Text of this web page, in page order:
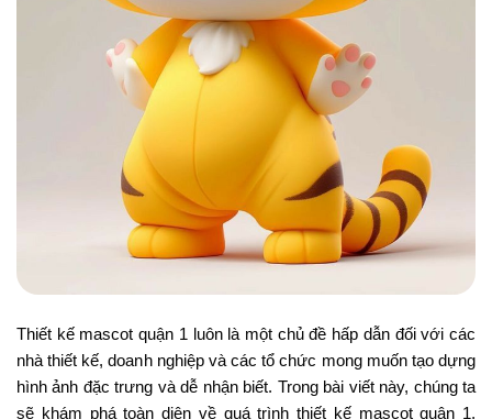
Thiết kế mascot quận 1 luôn là một chủ đề hấp dẫn đối với các
nhà thiết kế, doanh nghiệp và các tổ chức mong muốn tạo dựng
hình ảnh đặc trưng và dễ nhận biết. Trong bài viết này, chúng ta
sẽ khám phá toàn diện về quá trình thiết kế mascot quận 1,